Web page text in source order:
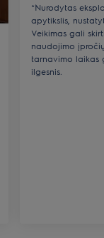
*Nurodytas
apytikslis,
Veikimas gali
naudojimo
tarnavimo laikas
ilgesnis.